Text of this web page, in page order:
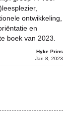
ontwikkeling,
en
boek van 2023.
Hyke Prins
Jan 8, 2023